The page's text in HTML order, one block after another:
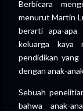
Berbicara
menurut Martin
berarti apa-apa
keluarga kaya
pendidikan
dengan anak-
Sebuah
bahwa anak-